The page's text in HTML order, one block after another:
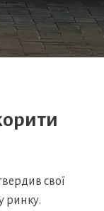
свої
ринку.